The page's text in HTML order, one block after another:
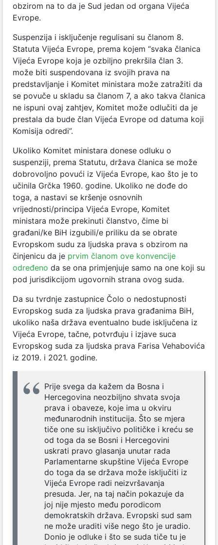
obzirom na to da je Sud jedan od organa Vijeća
Evrope.
Suspenzija i isključenje regulisani su članom 8.
Statuta Vijeća Evrope, prema kojem “svaka članica
Vijeća Evrope koja je ozbiljno prekršila član 3.
može biti suspendovana iz svojih prava na
predstavljanje i Komitet ministara može zatražiti da
se povuče u skladu sa članom 7, a ako takva članica
ne ispuni ovaj zahtjev, Komitet može odlučiti da je
prestala da bude član Vijeća Evrope od datuma koji
Komisija odredi”.
Ukoliko Komitet ministara donese odluku o
suspenziji, prema Statutu, država članica se može
dobrovoljno povući iz Vijeća Evrope, kao što je to
učinila Grčka 1960. godine. Ukoliko ne dođe do
toga, a nastavi se kršenje osnovnih
vrijednosti/principa Vijeća Evrope, Komitet
ministara može prekinuti članstvo, čime bi
građani/ke BiH izgubili/e priliku da se obrate
Evropskom sudu za ljudska prava s obzirom na
činjenicu da je prvim članom ove konvencije
određeno da se ona primjenjuje samo na one koji su
pod jurisdikcijom ugovornih strana ovog suda.
Da su tvrdnje zastupnice Čolo o nedostupnosti
Evropskog suda za ljudska prava građanima BiH,
ukoliko naša država eventualno bude isključena iz
Vijeća Evrope, tačne, potvrđuju i izjave suca
Evropskog suda za ljudska prava Farisa Vehabovića
iz 2019. i 2021. godine.
Prije svega da kažem da Bosna i
Hercegovina neozbiljno shvata svoja
prava i obaveze, koje ima u okviru
međunarodnih institucija. Što se mjera
tiče one su isključivo političke i kreću se
od toga da se Bosni i Hercegovini
uskrati pravo glasanja unutar rada
Parlamentarne skupštine Vijeća Evrope
do toga da se država može isključiti iz
Vijeća Evrope radi neizvršavanja
presuda. Jer, na taj način pokazuje da
joj nije mjesto među porodicom
demokratskih država. Evropski sud sam
ne može uraditi više nego što je uradio.
Donio je odluke i što se suda tiče tu je